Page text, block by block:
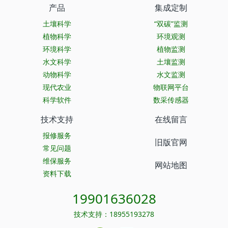
产品
土壤科学
植物科学
环境科学
水文科学
动物科学
现代农业
科学软件
集成定制
“双碳”监测
环境观测
植物监测
土壤监测
水文监测
物联网平台
数采传感器
技术支持
报修服务
常见问题
维保服务
资料下载
在线留言
旧版官网
网站地图
19901636028
技术支持：18955193278